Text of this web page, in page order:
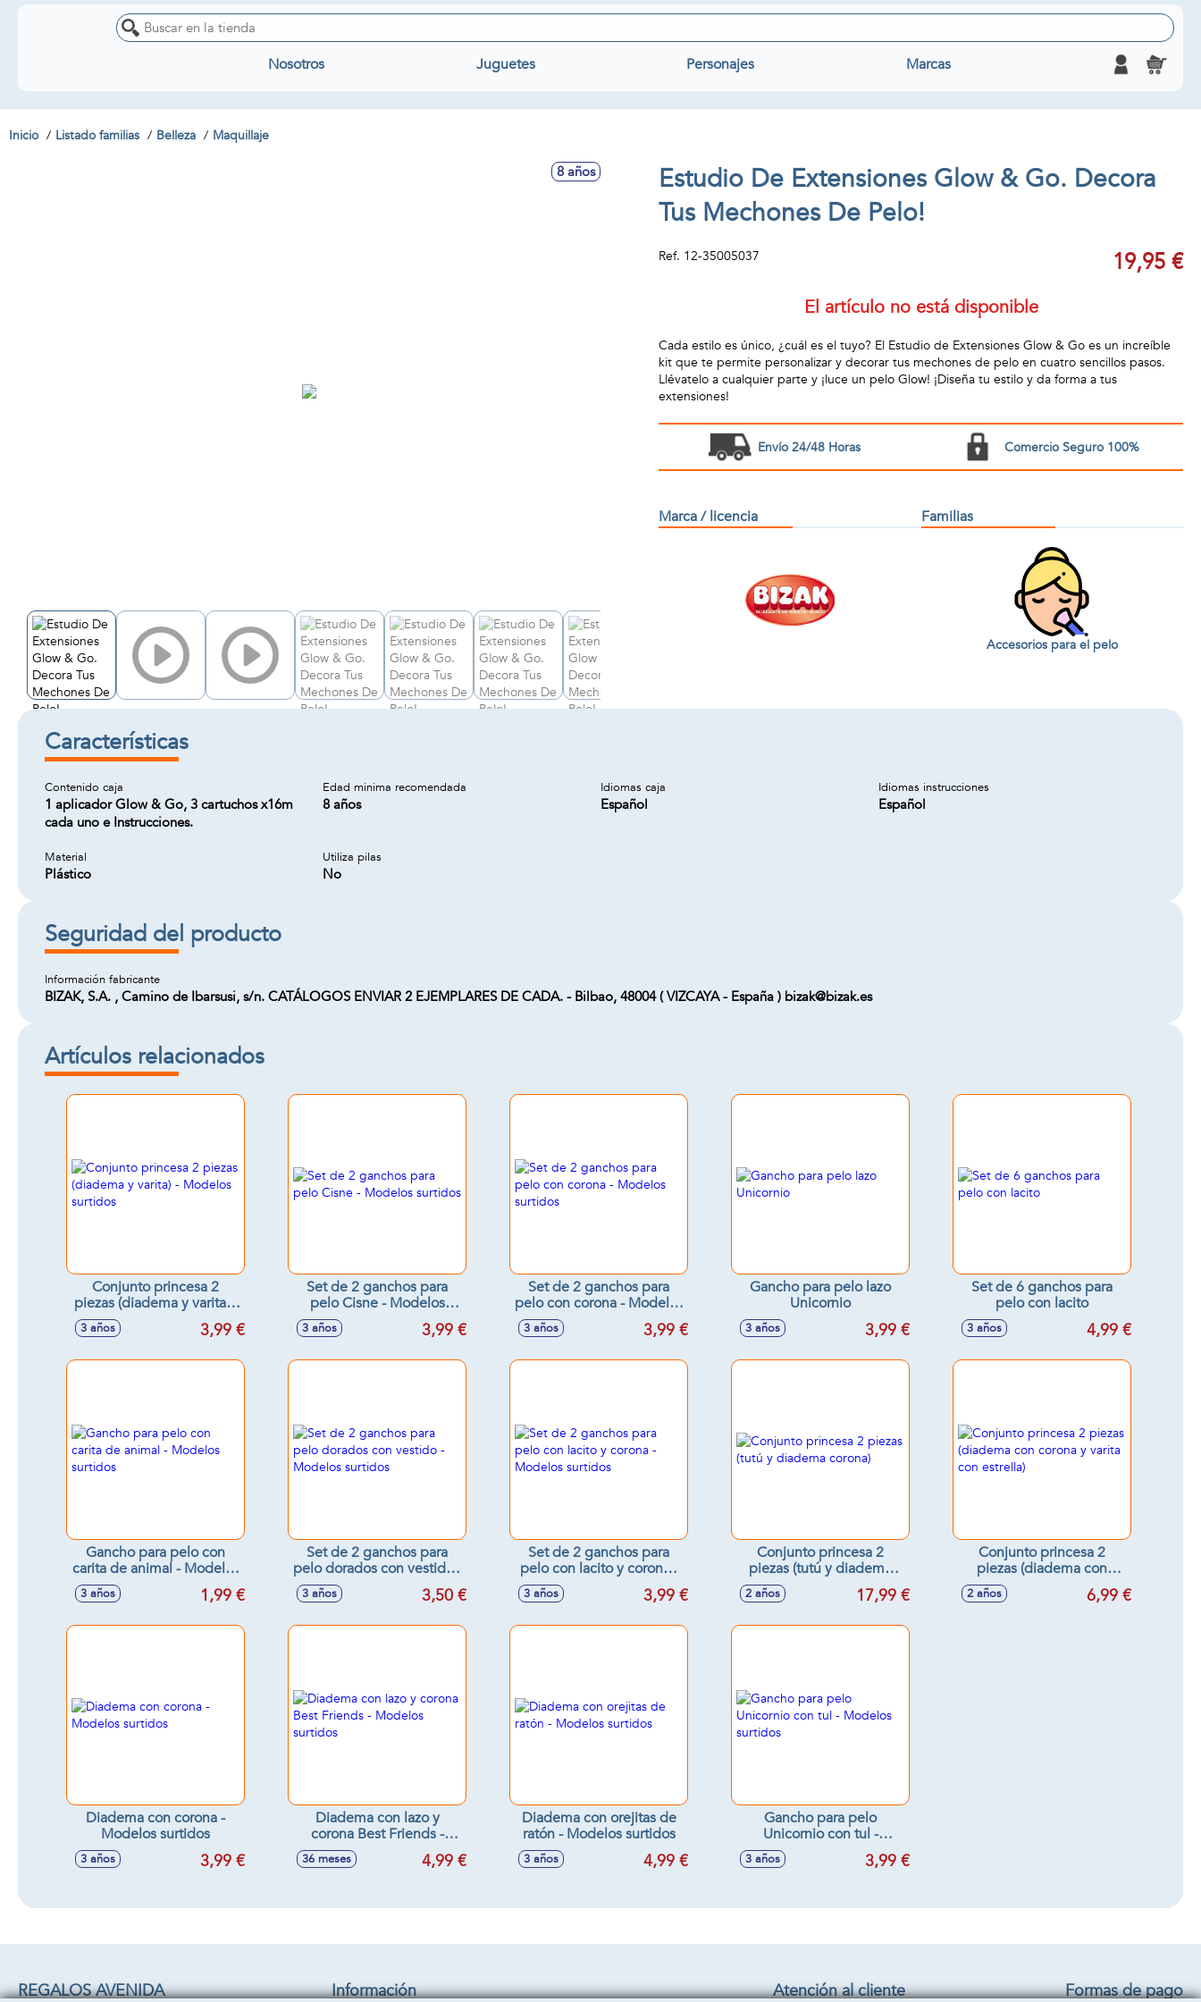
Nosotros Juguetes Personajes Marcas
Inicio Listado familias Belleza Maquillaje
8 años
Estudio De Extensiones Glow & Go. Decora
Tus Mechones De Pelo!
Ref. 12-35005037 19,95 €
El artículo no está disponible
Cada estilo es único, ¿cuál es el tuyo? El Estudio de Extensiones Glow & Go es un increíble
kit que te permite personalizar y decorar tus mechones de pelo en cuatro sencillos pasos.
Llévatelo a cualquier parte y ¡luce un pelo Glow! ¡Diseña tu estilo y da forma a tus
extensiones!
Envío 24/48 Horas Comercio Seguro 100%
Marca / licencia Familias
Accesorios para el pelo
Características
Contenido caja
1 aplicador Glow & Go, 3 cartuchos x16m
cada uno e Instrucciones.
Edad minima recomendada
8 años
Idiomas caja
Español
Idiomas instrucciones
Español
Material
Plástico
Utiliza pilas
No
Seguridad del producto
Información fabricante
BIZAK, S.A. , Camino de Ibarsusi, s/n. CATÁLOGOS ENVIAR 2 EJEMPLARES DE CADA. - Bilbao, 48004 ( VIZCAYA - España ) bizak@bizak.es
Artículos relacionados
Conjunto princesa 2
piezas (diadema y varita) -
Modelos surtidos
3 años 3,99 €
Set de 2 ganchos para
pelo Cisne - Modelos
3 años 3,99 €
Set de 2 ganchos para
pelo con corona - Modelos
3 años 3,99 €
Gancho para pelo lazo
Unicornio
3 años 3,99 €
Set de 6 ganchos para
pelo con lacito
3 años 4,99 €
Gancho para pelo con
carita de animal - Modelos
3 años 1,99 €
Set de 2 ganchos para
pelo dorados con vestido -
Modelos surtidos
3 años 3,50 €
Set de 2 ganchos para
pelo con lacito y corona -
Modelos surtidos
3 años 3,99 €
Conjunto princesa 2
piezas (tutú y diadema
2 años 17,99 €
Conjunto princesa 2
piezas (diadema con
corona y varita con
2 años 6,99 €
Diadema con corona -
Modelos surtidos
3 años 3,99 €
Diadema con lazo y
corona Best Friends -
Modelos surtidos
36 meses 4,99 €
Diadema con orejitas de
ratón - Modelos surtidos
3 años 4,99 €
Gancho para pelo
Unicornio con tul -
Modelos surtidos
3 años 3,99 €
REGALOS AVENIDA Información Atención al cliente Formas de pago